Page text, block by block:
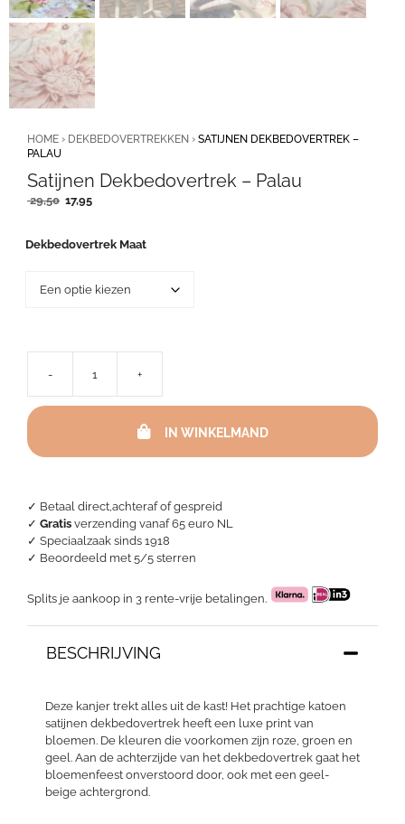
✓ Betaal direct,achteraf of gespreid
✓ Gratis verzending vanaf 65 euro NL
✓ Speciaalzaak sinds 1918
✓ Beoordeeld met 5/5 sterren
Splits je aankoop in 3 rente-vrije betalingen.
HOME › DEKBEDOVERTREKKEN › SATIJNEN DEKBEDOVERTREK –
PALAU
Satijnen Dekbedovertrek – Palau
29,50 Oorspronkelijke
29,50.
17,95Huidige
17,95.
BESCHRIJVING
Deze kanjer trekt alles uit de kast! Het prachtige katoen
satijnen dekbedovertrek heeft een luxe print van
bloemen. De kleuren die voorkomen zijn roze, groen en
geel. Aan de achterzijde van het dekbedovertrek gaat het
bloemenfeest onverstoord door, ook met een geel-
beige achtergrond.
Dekbedovertrek Maat
-
Dekbedovertrek
Palau
+
IN WINKELMAND